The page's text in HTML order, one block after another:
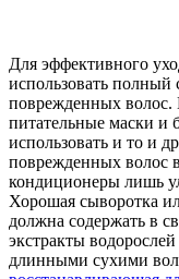
Для эффективного
использовать полный
поврежденных волос.
питательные маски и
использовать и то и
поврежденных волос
кондиционеры лишь
Хорошая сыворотка
должна содержать в
экстракты
длинными сухими